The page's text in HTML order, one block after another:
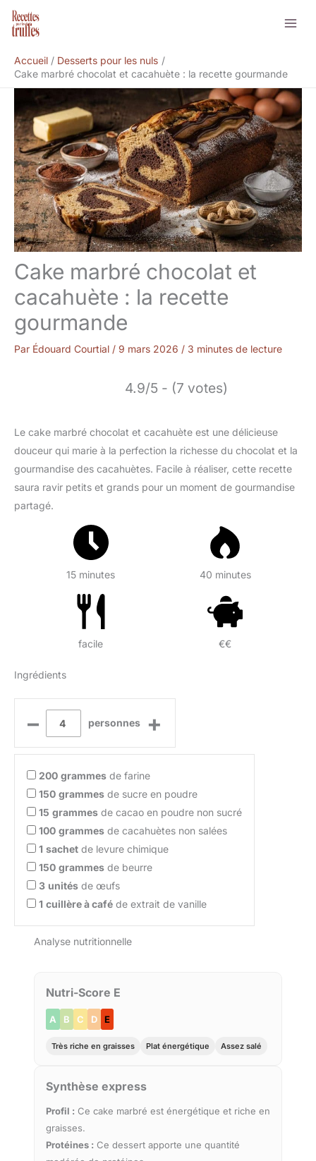
Aller
Accueil
Desserts pour les nuls
Cake marbré chocolat et cacahuète : la recette gourmande
Cake marbré chocolat et
cacahuète : la recette
gourmande
Par Édouard Courtial / 9 mars 2026 / 3 minutes de lecture
4.9/5 - (7 votes)
Le cake marbré chocolat et cacahuète est une délicieuse
douceur qui marie à la perfection la richesse du chocolat et la
gourmandise des cacahuètes. Facile à réaliser, cette recette
saura ravir petits et grands pour un moment de gourmandise
partagé.
15 minutes 40 minutes
facile €€
Ingrédients
– personnes +
200 grammes de farine
150 grammes de sucre en poudre
15 grammes de cacao en poudre non sucré
100 grammes de cacahuètes non salées
1 sachet de levure chimique
150 grammes de beurre
3 unités de œufs
1 cuillère à café de extrait de vanille
Analyse nutritionnelle
Nutri-Score E
A B C D E
Très riche en graisses Plat énergétique Assez salé
Synthèse express
Profil : Ce cake marbré est énergétique et riche en
graisses.
Protéines : Ce dessert apporte une quantité
Rechercher